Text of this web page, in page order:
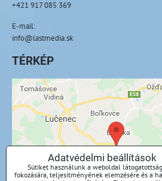
+421 917 085 369
E-mail:
info@lastmedia.sk
TÉRKÉP
A külső tartalom blokkolva
adatvédelmi beállítások
Külső tartalmat szeretne
Engedélyezze egyszer
Adatvédelmi beállítások
Sütiket használunk a weboldal
fokozására, teljesítményének elemzésére és a